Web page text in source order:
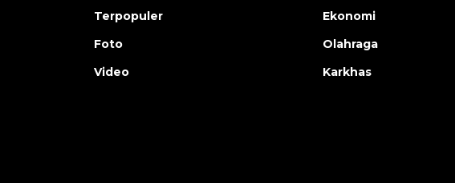
Terpopuler
Foto
Video
Ekonomi
Olahraga
Karkhas